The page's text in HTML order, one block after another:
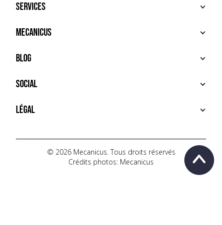
Services
ACHETER
VENDRE
SERVICES PREMIUM
Mecanicus
À PROPOS
HOUSE MECANICUS
CONTACT
Blog
NEWS
VIDÉOS
AUTOPÉDIA
Social
INSTAGRAM
TIKTOK
YOUTUBE
Légal
POLITIQUE DE CONFIDENTIALITÉ
© 2026 Mecanicus. Tous droits réservés
Crédits photos: Mecanicus